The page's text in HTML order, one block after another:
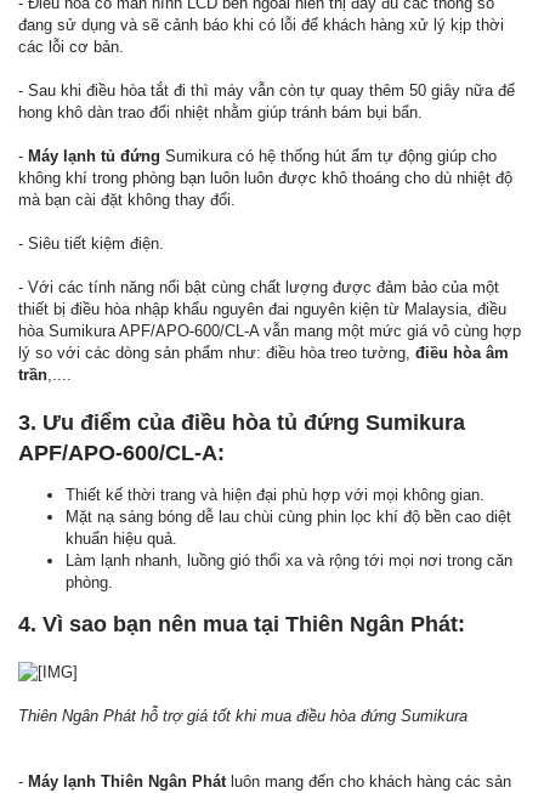
đang sử dụng và sẽ cảnh báo khi có lỗi để khách hàng xử lý kịp thời
các lỗi cơ bản.
- Sau khi điều hòa tắt đi thì máy vẫn còn tự quay thêm 50 giây nữa để
hong khô dàn trao đổi nhiệt nhằm giúp tránh bám bụi bẩn.
- Máy lạnh tủ đứng Sumikura có hệ thống hút ẩm tự động giúp cho
không khí trong phòng bạn luôn luôn được khô thoáng cho dù nhiệt độ
mà bạn cài đặt không thay đổi.
- Siêu tiết kiệm điện.
- Với các tính năng nổi bật cùng chất lượng được đảm bảo của một
thiết bị điều hòa nhập khẩu nguyên đai nguyên kiện từ Malaysia, điều
hòa Sumikura APF/APO-600/CL-A vẫn mang một mức giá vô cùng hợp
lý so với các dòng sản phẩm như: điều hòa treo tường, điều hòa âm
trần,....
3. Ưu điểm của điều hòa tủ đứng Sumikura
APF/APO-600/CL-A:
Thiết kế thời trang và hiện đại phù hợp với mọi không gian.
Mặt nạ sáng bóng dễ lau chùi cùng phin lọc khí độ bền cao diệt
khuẩn hiệu quả.
Làm lạnh nhanh, luồng gió thổi xa và rộng tới mọi nơi trong căn
phòng.
4. Vì sao bạn nên mua tại Thiên Ngân Phát:
Thiên Ngân Phát hỗ trợ giá tốt khi mua điều hòa đứng Sumikura
- Máy lạnh Thiên Ngân Phátluôn mang đến cho khách hàng các sản